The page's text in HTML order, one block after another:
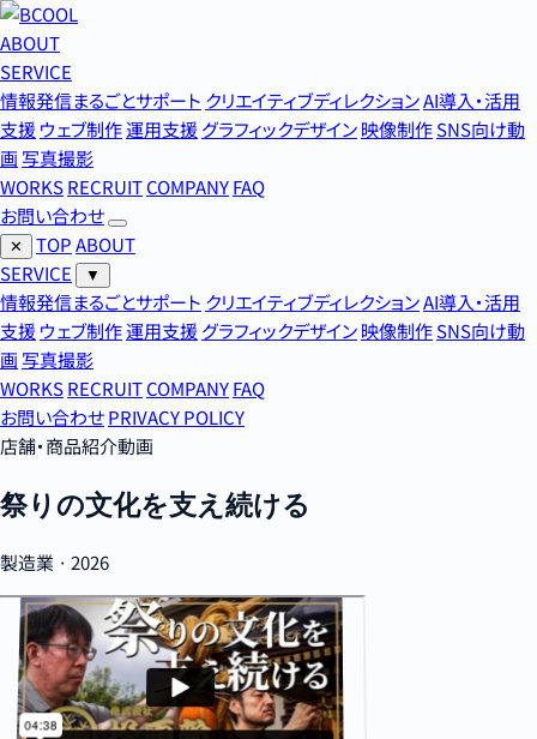
ABOUT
SERVICE
情報発信まるごとサポート クリエイティブディレクションAI導入・活用
支援ウェブ制作運用支援グラフィックデザイン映像制作SNS向け動
画写真撮影
WORKSRECRUITCOMPANYFAQ
お問い合わせ
✕ TOPABOUT
SERVICE
▼
情報発信まるごとサポート クリエイティブディレクションAI導入・活用
支援ウェブ制作運用支援グラフィックデザイン映像制作SNS向け動
画写真撮影
WORKSRECRUITCOMPANYFAQ
お問い合わせPRIVACY POLICY
店舗・商品紹介動画
祭りの文化を支え続ける
製造業 · 2026